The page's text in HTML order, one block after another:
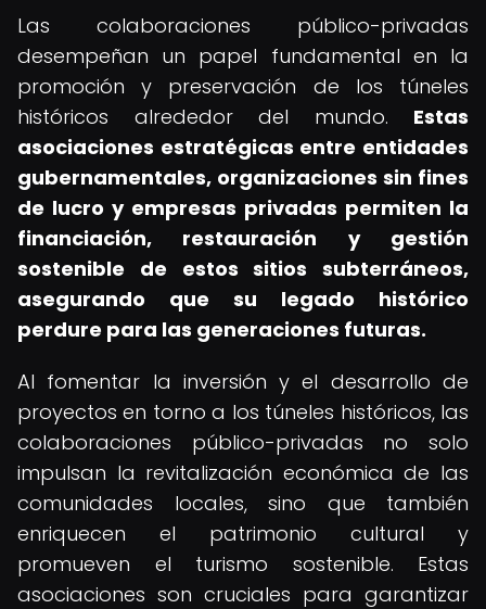
Las colaboraciones público-privadas
desempeñan un papel fundamental en la
promoción y preservación de los túneles
históricos alrededor del mundo. Estas
asociaciones estratégicas entre entidades
gubernamentales, organizaciones sin fines
de lucro y empresas privadas permiten la
financiación, restauración y gestión
sostenible de estos sitios subterráneos,
asegurando que su legado histórico
perdure para las generaciones futuras.
Al fomentar la inversión y el desarrollo de
proyectos en torno a los túneles históricos, las
colaboraciones público-privadas no solo
impulsan la revitalización económica de las
comunidades locales, sino que también
enriquecen el patrimonio cultural y
promueven el turismo sostenible. Estas
asociaciones son cruciales para garantizar